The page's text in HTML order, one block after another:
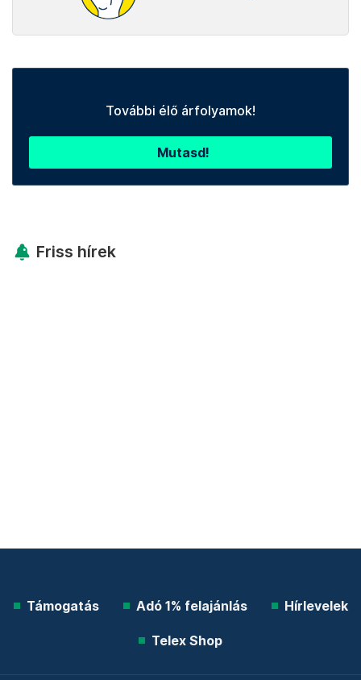
További élő árfolyamok!
Mutasd!
Friss hírek
Támogatás Adó 1% felajánlás Hírlevelek
Telex Shop